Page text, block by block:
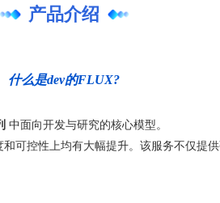
产品介绍
什么是dev的FLUX?
中面向开发与研究的核心模型。
可控性上均有大幅提升。该服务不仅提